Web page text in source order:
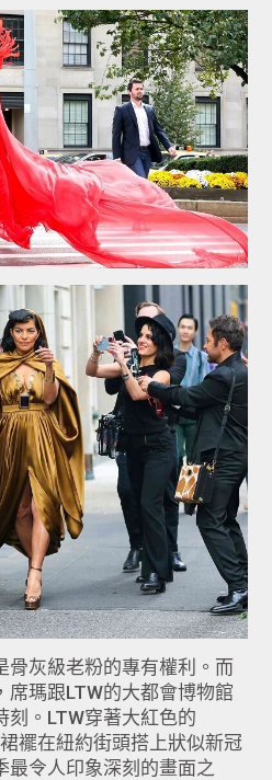
骨灰級老粉的專有權利。而
席瑪跟LTW的大都會博物館
刻。LTW穿著大紅色的
襬在紐約街頭搭上狀似新冠
最令人印象深刻的畫面之